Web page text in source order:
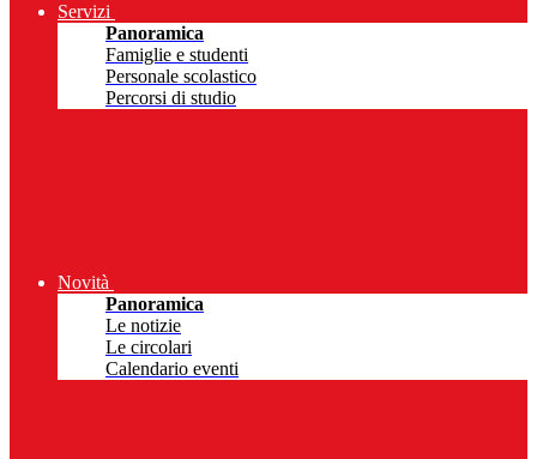
Servizi
Panoramica
Famiglie e studenti
Personale scolastico
Percorsi di studio
Novità
Panoramica
Le notizie
Le circolari
Calendario eventi